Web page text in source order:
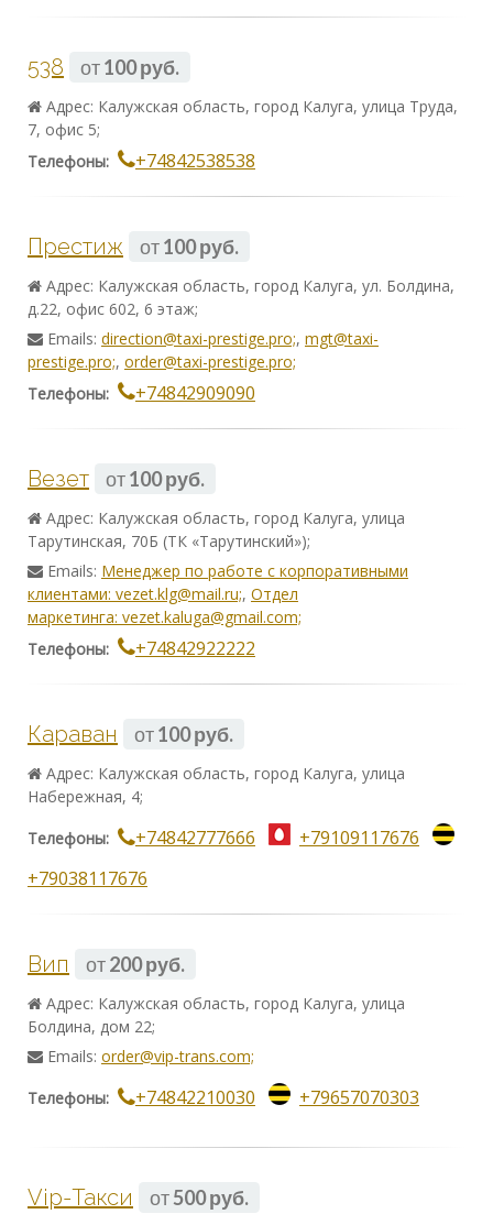
538 от100 руб.
Адрес: Калужская область, город Калуга, улица Труда,
7, офис 5;
Телефоны:
+74842538538
Престиж от100 руб.
Адрес: Калужская область, город Калуга, ул. Болдина,
д.22, офис 602, 6 этаж;
Emails: direction@taxi-prestige.pro;, mgt@taxi-
prestige.pro;, order@taxi-prestige.pro;
Телефоны:
+74842909090
Везет от100 руб.
Адрес: Калужская область, город Калуга, улица
Тарутинская, 70Б (ТК «Тарутинский»);
Emails: Менеджер по работе с корпоративными
клиентами: vezet.klg@mail.ru;, Отдел
маркетинга: vezet.kaluga@gmail.com;
Телефоны:
+74842922222
Караван от100 руб.
Адрес: Калужская область, город Калуга, улица
Hабережная, 4;
Телефоны: +74842777666
+79109117676
+79038117676
Вип от200 руб.
Адрес: Калужская область, город Калуга, улица
Болдина, дом 22;
Emails: order@vip-trans.com;
Телефоны: +74842210030 +79657070303
Vip-Такси от500 руб.